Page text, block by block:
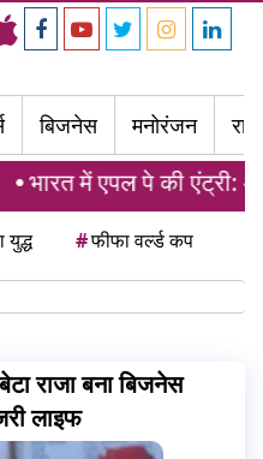
बिजनेस मनोरंजन
भारत में एपल पे की एंट्री:
युद्ध #फीफा वर्ल्ड कप
राजा बना बिजनेस
लाइफ